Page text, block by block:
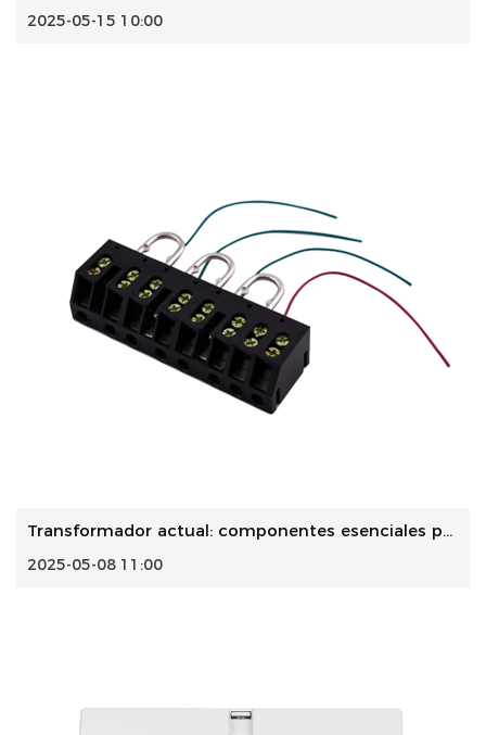
2025-05-15 10:00
Transformador actual: componentes esenciales para piezas d...
2025-05-08 11:00